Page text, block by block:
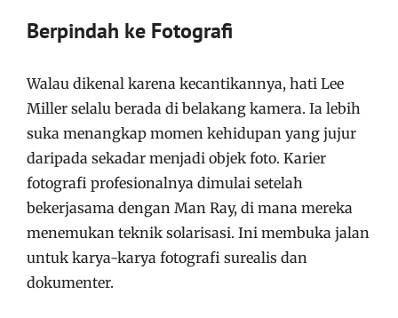
Berpindah ke Fotografi
Walau dikenal karena kecantikannya, hati Lee
Miller selalu berada di belakang kamera. Ia lebih
suka menangkap momen kehidupan yang jujur
daripada sekadar menjadi objek foto. Karier
fotografi profesionalnya dimulai setelah
bekerjasama dengan Man Ray, di mana mereka
menemukan teknik solarisasi. Ini membuka jalan
untuk karya-karya fotografi surealis dan
dokumenter.